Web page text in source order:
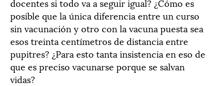
docentes si todo va a seguir igual? ¿Cómo es
posible que la única diferencia entre un curso
sin vacunación y otro con la vacuna puesta sea
esos treinta centímetros de distancia entre
pupitres? ¿Para esto tanta insistencia en eso de
que es preciso vacunarse porque se salvan
vidas?